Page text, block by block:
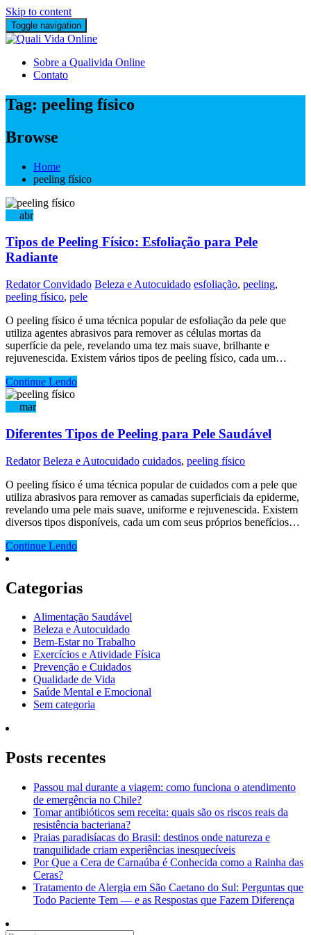
Skip to content
Toggle navigation
Sobre a Qualivida Online
Contato
Tag: peeling físico
Browse
Home
peeling físico
abr
Tipos de Peeling Físico: Esfoliação para Pele
Radiante
Redator Convidado Beleza e Autocuidado esfoliação, peeling,
peeling físico, pele
O peeling físico é uma técnica popular de esfoliação da pele que
utiliza agentes abrasivos para remover as células mortas da
superfície da pele, revelando uma tez mais suave, brilhante e
rejuvenescida. Existem vários tipos de peeling físico, cada um…
Continue Lendo
mar
Diferentes Tipos de Peeling para Pele Saudável
Redator Beleza e Autocuidado cuidados, peeling físico
O peeling físico é uma técnica popular de cuidados com a pele que
utiliza abrasivos para remover as camadas superficiais da epiderme,
revelando uma pele mais suave, uniforme e rejuvenescida. Existem
diversos tipos disponíveis, cada um com seus próprios benefícios…
Continue Lendo
Categorias
Alimentação Saudável
Beleza e Autocuidado
Bem-Estar no Trabalho
Exercícios e Atividade Física
Prevenção e Cuidados
Qualidade de Vida
Saúde Mental e Emocional
Sem categoria
Posts recentes
Passou mal durante a viagem: como funciona o atendimento
de emergência no Chile?
Tomar antibióticos sem receita: quais são os riscos reais da
resistência bacteriana?
Praias paradisíacas do Brasil: destinos onde natureza e
tranquilidade criam experiências inesquecíveis
Por Que a Cera de Carnaúba é Conhecida como a Rainha das
Ceras?
Tratamento de Alergia em São Caetano do Sul: Perguntas que
Todo Paciente Tem — e as Respostas que Fazem Diferença